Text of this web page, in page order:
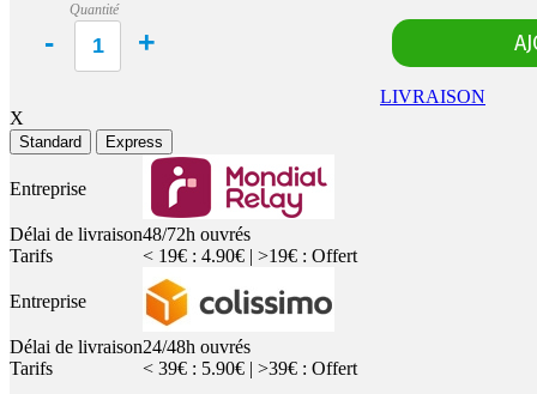
Quantité
LIVRAISON
X
Standard Express
Entreprise
Délai de livraison48/72h ouvrés
Tarifs
< 19€ : 4.90€ | >19€ : Offert
Entreprise
Délai de livraison24/48h ouvrés
Tarifs
< 39€ : 5.90€ | >39€ : Offert